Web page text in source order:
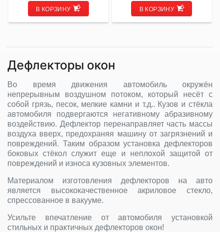
В КОРЗИНУ В КОРЗИНУ
Дефлекторы окон
Во время движения автомобиль окружён
непрерывным воздушном потоком, который несёт с
собой грязь, песок, мелкие камни и т.д.. Кузов и стёкла
автомобиля подвергаются негативному абразивному
воздействию. Дефлектор перенаправляет часть массы
воздуха вверх, предохраняя машину от загрязнений и
повреждений. Таким образом установка дефлекторов
боковых стёкол служит еще и неплохой защитой от
повреждений и износа кузовных элементов.
Материалом изготовления дефлекторов на авто
является высококачественное акриловое стекло,
спрессованное в вакууме.
Усильте впечатление от автомобиля установкой
стильных и практичных дефлекторов окон!